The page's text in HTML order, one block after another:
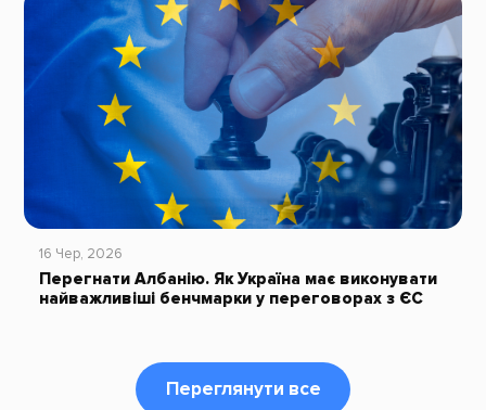
16 Чер, 2026
Перегнати Албанію. Як Україна має виконувати
найважливіші бенчмарки у переговорах з ЄС
Переглянути все